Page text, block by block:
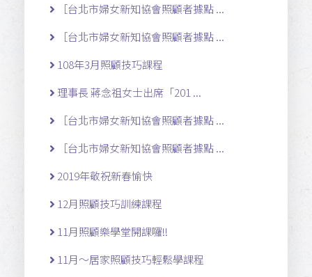
［台北市婦女新知協會照顧者據點 ...
［台北市婦女新知協會照顧者據點 ...
108年3月照顧技巧課程
理事長 蔣念祖女士出席「201 ...
［台北市婦女新知協會照顧者據點 ...
［台北市婦女新知協會照顧者據點 ...
2019年敬祝新春愉快
12月照顧技巧訓練課程
11月照顧樂學堂開課囉!!
11月～居家照顧技巧輕鬆學課程